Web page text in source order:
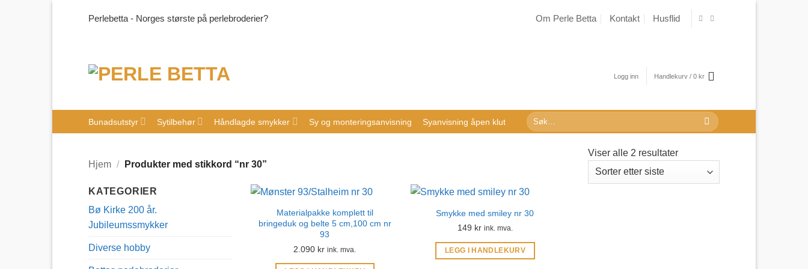
Perlebetta - Norges største på perlebroderier? Om Perle Betta Kontakt Husflid
Logg inn Handlekurv / 0 kr
Bunadsutstyr Sytilbehør Håndlagde smykker Sy og monteringsanvisning Syanvisning åpen klut
Søk
etter:
Hjem / Produkter med stikkord “nr 30”
Viser alle 2 resultaterSortert
nyeste
KATEGORIER
Bø Kirke 200 år.
Jubileumssmykker
Diverse hobby
Materialpakke komplett til
bringeduk og belte 5 cm,100 cm nr
93
2.090 kr ink. mva.
Smykke med smiley nr 30
149 kr ink. mva.
LEGG I HANDLEKURV